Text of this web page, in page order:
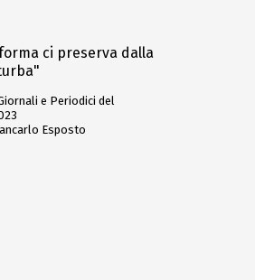
ci preserva dalla
e Periodici del
Esposto